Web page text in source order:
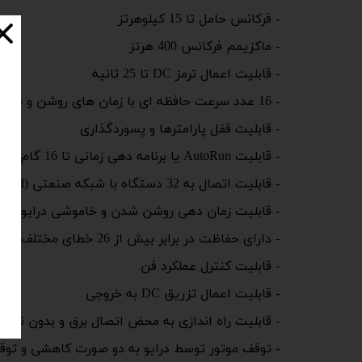
- فرکانس حامل تا 15 کیلوهرتز
- ماکزیمم فرکانس 400 هرتز
- قابلیت اعمال ترمز DC تا 25 ثانیه
- 16 عدد سرعت حافظه ای با زمان های روشن و خاموشی (Acc/Dec) اختصاصی
- قابلیت قفل پارامترها و پسوردگذاری
- قابلیت AutoRun یا برنامه دهی زمانی تا 16 گام
- قابلیت اتصال به 32 دستگاه با شبکه صنعتی ModBus(RTU-ASCII) و اینترفیس RS485
- قابلیت زمان دهی روشن شدن و خاموشی درایو تا 3600 ثانیه
- دارای حفاظت در برابر بیش از 26 خطای مختلف از جمله حفاظت دور برعکس، اضافه جریان، اضافه ولتاژ، اضافه بار، گرمای بیش از حد و …
- قابلیت کنترل عملکرد فن
- قابلیت اعمال تزریق DC به خروجی
- قابلیت راه اندازی به محض اتصال برق و بدون نیاز
- توقف موتور توسط درایو به دو صورت کاهشی و